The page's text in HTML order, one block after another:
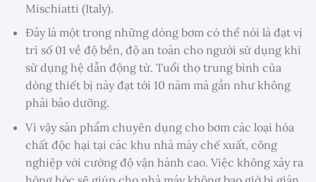
Mischiatti (Italy).
Đây là một trong những dòng bơm có thể nói là đạt vị
trí số 01 về độ bền, độ an toàn cho người sử dụng khi
sử dụng hệ dẫn động từ. Tuổi thọ trung bình của
dòng thiết bị này đạt tới 10 năm mà gần như không
phải bảo dưỡng.
Vì vậy sản phẩm chuyên dụng cho bơm các loại hóa
chất độc hại tại các khu nhà máy chế xuất, công
nghiệp với cường độ vận hành cao. Việc không xảy ra